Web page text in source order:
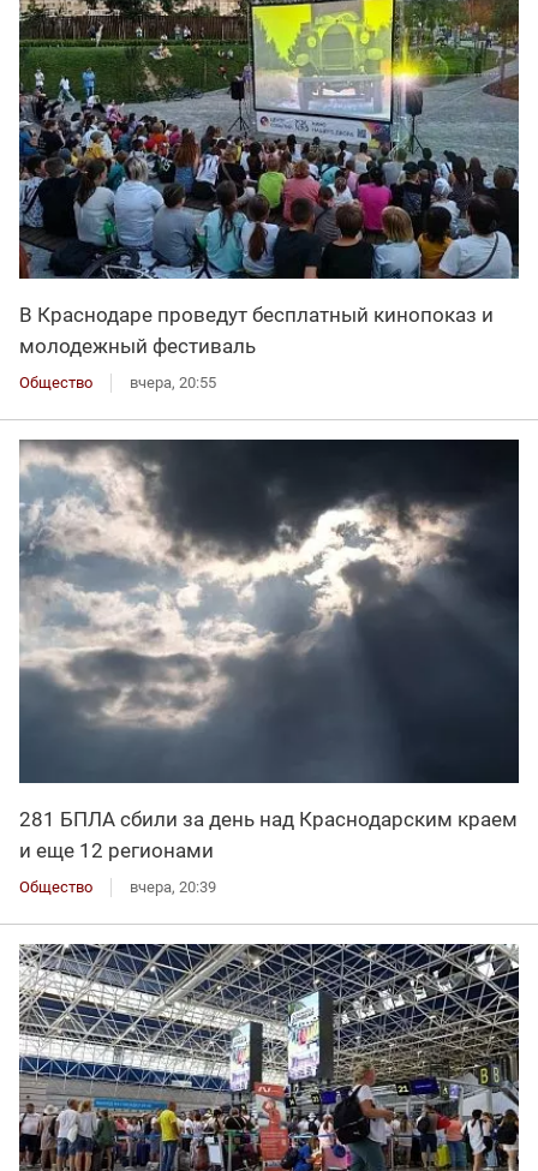
В Краснодаре проведут бесплатный кинопоказ и
молодежный фестиваль
Общество вчера, 20:55
281 БПЛА сбили за день над Краснодарским краем
и еще 12 регионами
Общество вчера, 20:39